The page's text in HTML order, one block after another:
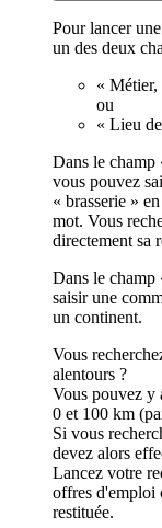
Pour lancer
un des deux
« Métier,
ou
« Lieu
Dans le champ
vous pouvez
« brasserie »
mot. Vous
directement sa
Dans le champ
saisir une
un continent.
Vous
alentours ?
Vous pouvez y
0 et 100 km
Si vous
devez alors
Lancez votre
offres d'emploi
restituée.